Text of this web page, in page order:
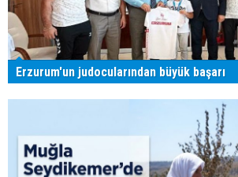
Erzurum'un judocularından büyük başarı